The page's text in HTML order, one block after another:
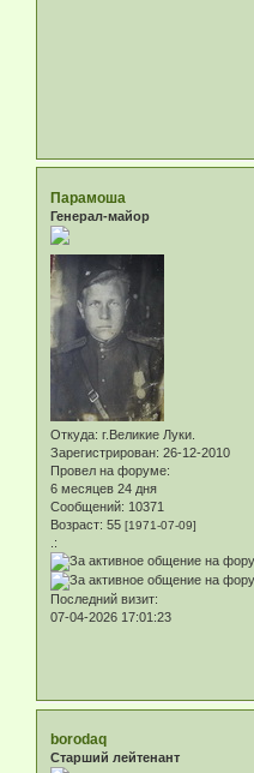
Парамоша
Генерал-майор
Откуда: г.Великие Луки.
Зарегистрирован: 26-12-2010
Провел на форуме:
6 месяцев 24 дня
Сообщений: 10371
Возраст: 55 [1971-07-09]
.:
Последний визит:
07-04-2026 17:01:23
borodaq
Старший лейтенант